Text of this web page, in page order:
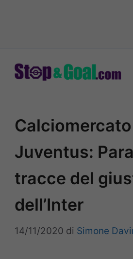
Calciomercato
Juventus:
tracce del
dell’Inter
14/11/2020 di Simone